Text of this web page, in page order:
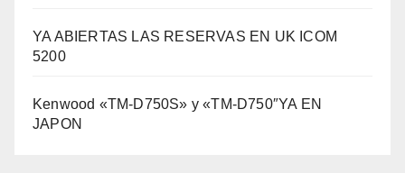
YA ABIERTAS LAS RESERVAS EN UK ICOM
5200
Kenwood «TM-D750S» y «TM-D750″YA EN
JAPON